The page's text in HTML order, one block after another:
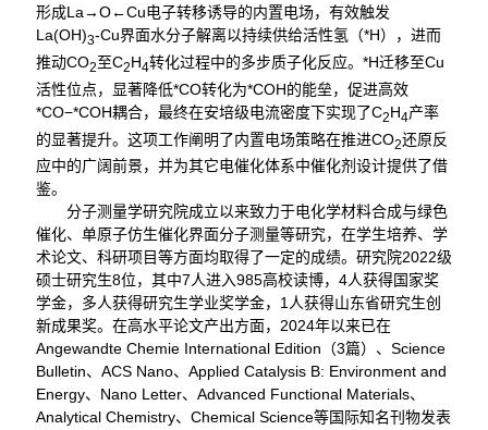
形成La→O←Cu电子转移诱导的内置电场，有效触发
La(OH)3-Cu界面水分子解离以持续供给活性氢（*H），进而
推动CO2至C2H4转化过程中的多步质子化反应。*H迁移至Cu
活性位点，显著降低*CO转化为*COH的能垒，促进高效
*CO−*COH耦合，最终在安培级电流密度下实现了C2H4产率
的显著提升。这项工作阐明了内置电场策略在推进CO2还原反
应中的广阔前景，并为其它电催化体系中催化剂设计提供了借
鉴。
分子测量学研究院成立以来致力于电化学材料合成与绿色
催化、单原子仿生催化界面分子测量等研究，在学生培养、学
术论文、科研项目等方面均取得了一定的成绩。研究院2022级
硕士研究生8位，其中7人进入985高校读博，4人获得国家奖
学金，多人获得研究生学业奖学金，1人获得山东省研究生创
新成果奖。在高水平论文产出方面，2024年以来已在
Angewandte Chemie International Edition（3篇）、Science
Bulletin、ACS Nano、Applied Catalysis B: Environment and
Energy、Nano Letter、Advanced Functional Materials、
Analytical Chemistry、Chemical Science等国际知名刊物发表